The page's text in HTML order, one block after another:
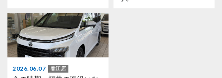
2026.06.07 春江店